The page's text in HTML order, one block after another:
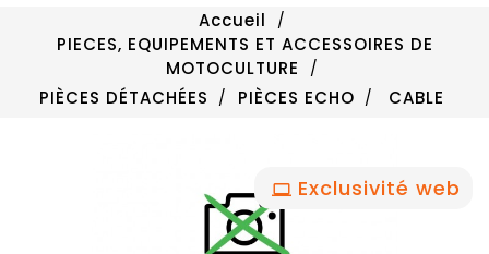
Accueil
PIECES, EQUIPEMENTS ET ACCESSOIRES DE
MOTOCULTURE
PIÈCES DÉTACHÉES
PIÈCES ECHO CABLE
Exclusivité web